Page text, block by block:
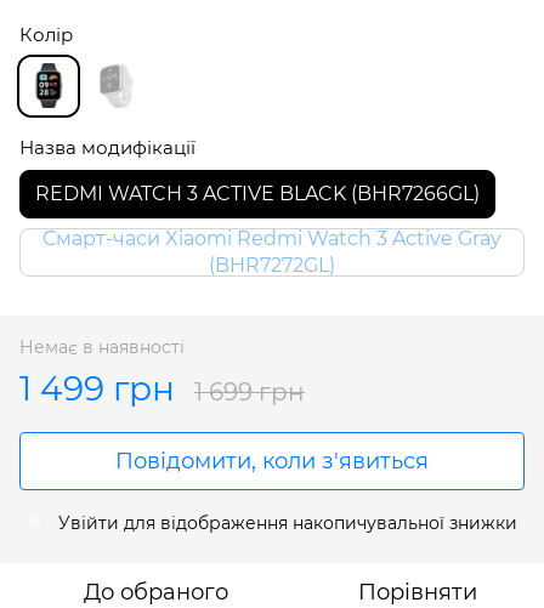
Колір
Назва модифікації
REDMI WATCH 3 ACTIVE BLACK (BHR7266GL)
Смарт-часи Xiaomi Redmi Watch 3 Active Gray
(BHR7272GL)
Немає в наявності
1 499 грн 1 699 грн
Повідомити, коли з'явиться
Увійти для відображення накопичувальної знижки
До обраного Порівняти